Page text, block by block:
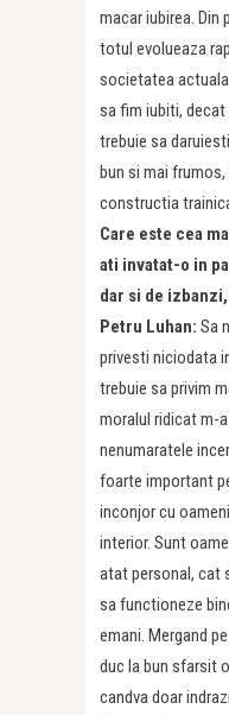
macar iubirea. Din
totul evolueaza
societatea
sa fim iubiti, decat
trebuie sa
bun si mai
constructia
Care este cea
ati invatat-o in
dar si de
Petru Luhan: Sa
privesti niciodata
trebuie sa privim
moralul ridicat m-
nenumaratele
foarte important
inconjor cu
interior. Sunt
atat personal, cat
sa functioneze
emani. Mergand
duc la bun sfarsit
candva doar